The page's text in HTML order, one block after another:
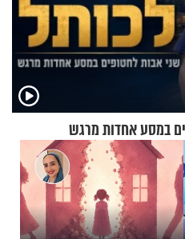
במסע אחדות מרגש